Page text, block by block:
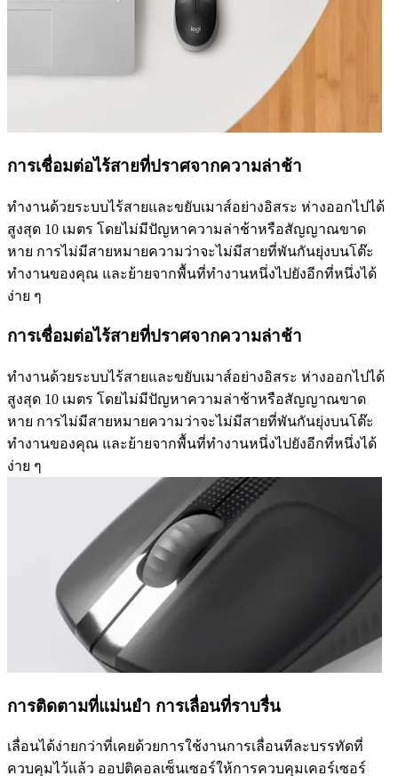
การเชื่อมต่อไร้สายที่ปราศจากความล่าช้า
ทำงานด้วยระบบไร้สายและขยับเมาส์อย่างอิสระ ห่างออกไปได้
สูงสุด 10 เมตร โดยไม่มีปัญหาความล่าช้าหรือสัญญาณขาด
หาย การไม่มีสายหมายความว่าจะไม่มีสายที่พันกันยุ่งบนโต๊ะ
ทำงานของคุณ และย้ายจากพื้นที่ทำงานหนึ่งไปยังอีกที่หนึ่งได้
ง่าย ๆ
การเชื่อมต่อไร้สายที่ปราศจากความล่าช้า
ทำงานด้วยระบบไร้สายและขยับเมาส์อย่างอิสระ ห่างออกไปได้
สูงสุด 10 เมตร โดยไม่มีปัญหาความล่าช้าหรือสัญญาณขาด
หาย การไม่มีสายหมายความว่าจะไม่มีสายที่พันกันยุ่งบนโต๊ะ
ทำงานของคุณ และย้ายจากพื้นที่ทำงานหนึ่งไปยังอีกที่หนึ่งได้
ง่าย ๆ
การติดตามที่แม่นยำ การเลื่อนที่ราบรื่น
เลื่อนได้ง่ายกว่าที่เคยด้วยการใช้งานการเลื่อนทีละบรรทัดที่
ควบคุมไว้แล้ว ออปติคอลเซ็นเซอร์ให้การควบคุมเคอร์เซอร์